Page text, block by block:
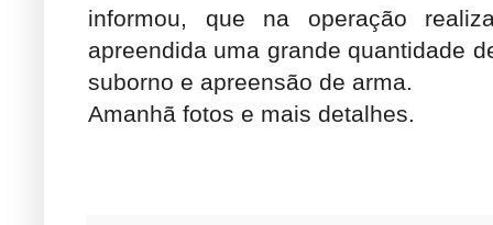
informou, que na operação
apreendida uma grande quantidade
suborno e apreensão de arma.
Amanhã fotos e mais detalhes.